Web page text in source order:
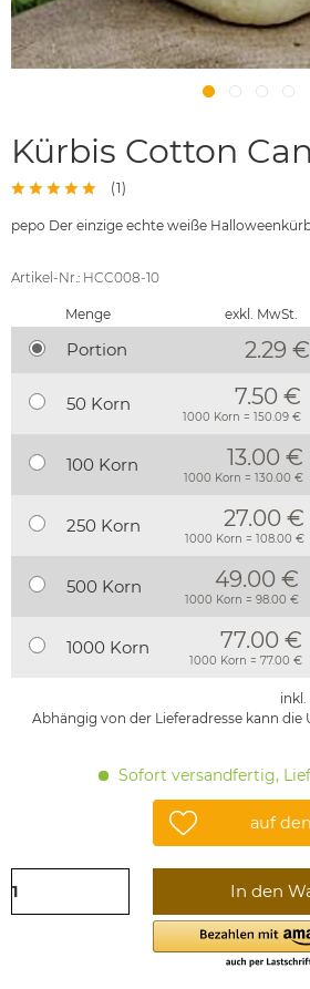
Kürbis Cotton
(1)
pepo Der einzige echte weiße
Artikel-Nr.: HCC008-10
Menge exkl. MwSt.
Portion 2.29 €
50 Korn 7.50 €
1000 Korn = 150.09 €
100 Korn 13.00 €
1000 Korn = 130.00 €
250 Korn 27.00 €
1000 Korn = 108.00 €
500 Korn 49.00 €
1000 Korn = 98.00 €
1000 Korn 77.00 €
1000 Korn = 77.00 €
inkl.
Abhängig von der Lieferadresse kann die
Sofort versandfertig,
auf
In den